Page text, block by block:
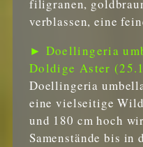
filigranen,
verblassen, eine
► Doellingeria
Doldige Aster
Doellingeria
eine vielseitige
und 180 cm hoch
Samenstände bis in